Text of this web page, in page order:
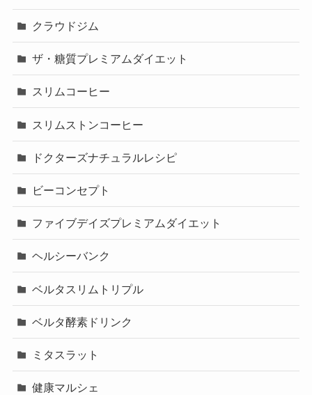
クラウドジム
ザ・糖質プレミアムダイエット
スリムコーヒー
スリムストンコーヒー
ドクターズナチュラルレシピ
ビーコンセプト
ファイブデイズプレミアムダイエット
ヘルシーバンク
ベルタスリムトリプル
ベルタ酵素ドリンク
ミタスラット
健康マルシェ